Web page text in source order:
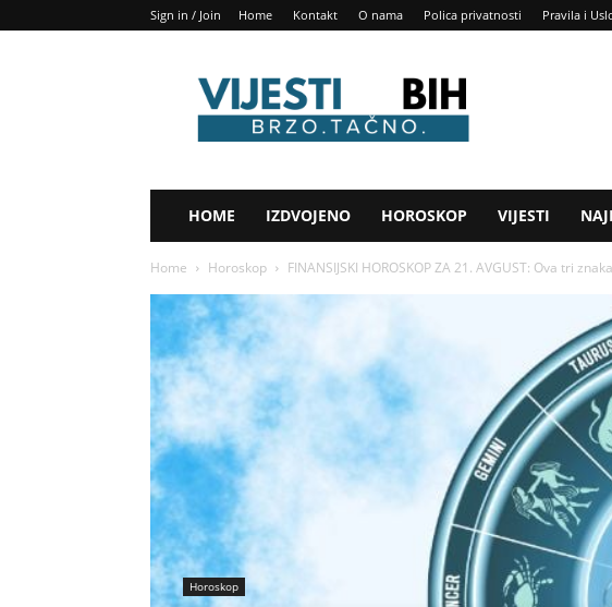
Sign in / Join Home Kontakt O nama Polica privatnosti Pravila i
BIH
HOME IZDVOJENO HOROSKOP VIJESTI
Home Horoskop FINANSIJSKI HOROSKOP ZA 21. AVGUST: Ova tri
Horoskop